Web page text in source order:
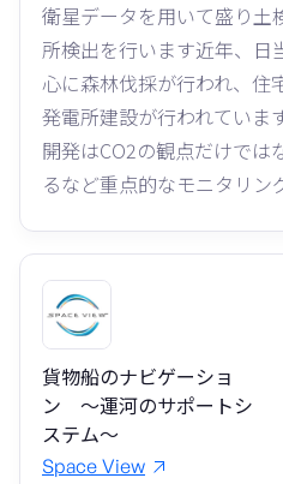
衛星データを用いて盛り土
所検出を行います近年、日
心に森林伐採が行われ、住
発電所建設が行われていま
開発はCO2の観点だけでは
るなど重点的なモニタリン
貨物船のナビゲーショ
ン ～運河のサポートシ
ステム～
Space View